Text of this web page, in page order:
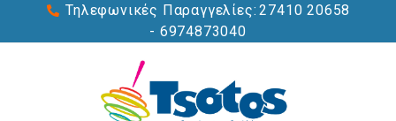
Τηλεφωνικές Παραγγελίες: 27410 20658
- 6974873040